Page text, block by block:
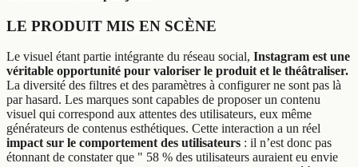
LE PRODUIT MIS EN SCÈNE
Le visuel étant partie intégrante du réseau social, Instagram est une
véritable opportunité pour valoriser le produit et le théâtraliser.
La diversité des filtres et des paramètres à configurer ne sont pas là
par hasard. Les marques sont capables de proposer un contenu
visuel qui correspond aux attentes des utilisateurs, eux même
générateurs de contenus esthétiques. Cette interaction a un réel
impact sur le comportement des utilisateurs : il n’est donc pas
étonnant de constater que " 58 % des utilisateurs auraient eu envie